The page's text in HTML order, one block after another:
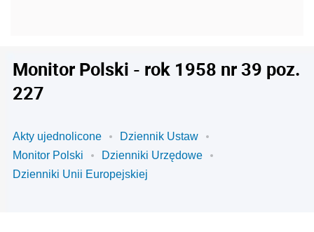
Monitor Polski - rok 1958 nr 39 poz.
227
Akty ujednolicone
Dziennik Ustaw
Monitor Polski
Dzienniki Urzędowe
Dzienniki Unii Europejskiej